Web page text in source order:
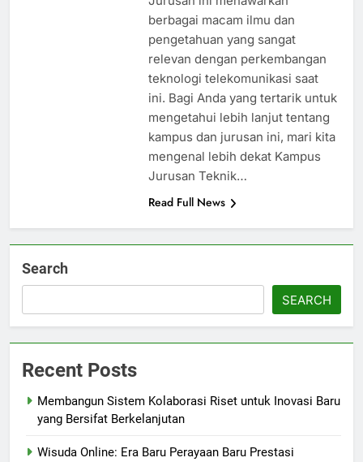
berbagai macam ilmu dan
pengetahuan yang sangat
relevan dengan perkembangan
teknologi telekomunikasi saat
ini. Bagi Anda yang tertarik untuk
mengetahui lebih lanjut tentang
kampus dan jurusan ini, mari kita
mengenal lebih dekat Kampus
Jurusan Teknik…
Read Full News
Search
SEARCH
Recent Posts
Membangun Sistem Kolaborasi Riset untuk Inovasi Baru
yang Bersifat Berkelanjutan
Wisuda Online: Era Baru Perayaan Baru Prestasi